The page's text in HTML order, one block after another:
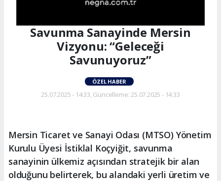
Savunma Sanayinde Mersin
Vizyonu: “Geleceği
Savunuyoruz”
ÖZEL HABER
25.07.2025 - 14:33, Güncelleme: 25.07.2025 - 14:33
Mersin Ticaret ve Sanayi Odası (MTSO) Yönetim
Kurulu Üyesi İstiklal Koçyiğit, savunma
sanayinin ülkemiz açısından stratejik bir alan
olduğunu belirterek, bu alandaki yerli üretim ve